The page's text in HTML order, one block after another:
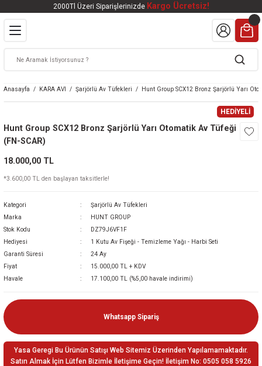
2000Tl Üzeri Siparişlerinizde Kargo Ücretsiz!
Geri Dön
Tüfekleri
Ürünleri
Geri Dön
Geri Dön
Geri Dön
Geri Dön
Anasayfa KARA AVI Şarjörlü Av Tüfekleri Hunt Group SCX12 Bronz Şarjörlü Yarı
HEDİYELİ
Hunt Group SCX12 Bronz Şarjörlü Yarı Otomatik Av Tüfeği
(FN-SCAR)
18.000,00 TL
*3.600,00 TL den başlayan taksitlerle!
Kategori
Şarjörlü Av Tüfekleri
Marka
HUNT GROUP
Stok Kodu
DZ79J6VF1F
Hediyesi
1 Kutu Av Fişeği - Temizleme Yağı - Harbi Seti
Garanti Süresi
24 Ay
Fiyat
15.000,00 TL + KDV
Havale
17.100,00 TL (%5,00 havale indirimi)
Whatsapp Sipariş
Yasa Geregi Bu Ürünün Satışı Web Sitemiz Üzerinden Yapılamamaktadır.
Satın Almak İçin Lütfen Bizimle İletişime Geçin! İletişim No: 0505 058 5926